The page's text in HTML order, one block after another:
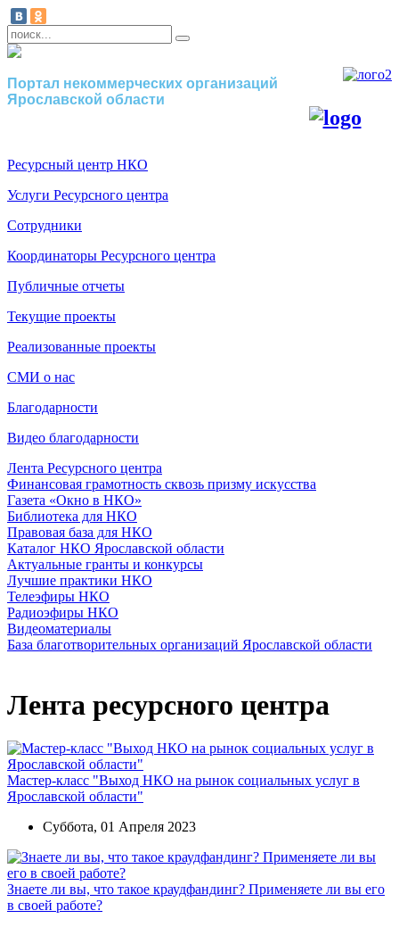
Портал некоммерческих организаций
Ярославской области
Ресурсный центр НКО
Услуги Ресурсного центра
Сотрудники
Координаторы Ресурсного центра
Публичные отчеты
Текущие проекты
Реализованные проекты
СМИ о нас
Благодарности
Видео благодарности
Лента Ресурсного центра
Финансовая грамотность сквозь призму искусства
Газета «Окно в НКО»
Библиотека для НКО
Правовая база для НКО
Каталог НКО Ярославской области
Актуальные гранты и конкурсы
Лучшие практики НКО
Телеэфиры НКО
Радиоэфиры НКО
Видеоматериалы
База благотворительных организаций Ярославской области
Лента ресурсного центра
Мастер-класс "Выход НКО на рынок социальных услуг в
Ярославской области"
Суббота, 01 Апреля 2023
Знаете ли вы, что такое краудфандинг? Применяете ли вы его
в своей работе?